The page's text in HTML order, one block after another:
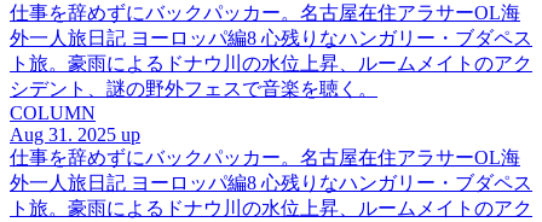
仕事を辞めずにバックパッカー。名古屋在住アラサーOL海
外一人旅日記 ヨーロッパ編8 心残りなハンガリー・ブダペス
ト旅。豪雨によるドナウ川の水位上昇、ルームメイトのアク
シデント、謎の野外フェスで音楽を聴く。
COLUMN
Aug 31. 2025 up
仕事を辞めずにバックパッカー。名古屋在住アラサーOL海
外一人旅日記 ヨーロッパ編8 心残りなハンガリー・ブダペス
ト旅。豪雨によるドナウ川の水位上昇、ルームメイトのアク